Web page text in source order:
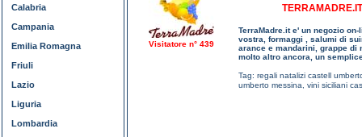
Visitatore n° 439
TerraMadre.it e' un negozio
vostra, formaggi , salumi di
arance e mandarini, grappe
molto altro ancora, un
Tag: regali natalizi castell
umberto messina
vini siciliani
Calabria
Campania
Emilia Romagna
Friuli
Lazio
Liguria
Lombardia